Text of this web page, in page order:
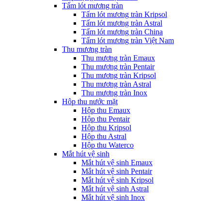
Tấm lót mương tràn
Tấm lót mương tràn Kripsol
Tấm lót mương tràn Astral
Tấm lót mương tràn China
Tấm lót mương tràn Việt Nam
Thu mương tràn
Thu mương tràn Emaux
Thu mương tràn Pentair
Thu mương tràn Kripsol
Thu mương tràn Astral
Thu mương tràn Inox
Hôp thu nước mặt
Hộp thu Emaux
Hộp thu Pentair
Hộp thu Kripsol
Hộp thu Astral
Hộp thu Waterco
Mắt hút vệ sinh
Mắt hút vệ sinh Emaux
Mắt hút vệ sinh Pentair
Mắt hút vệ sinh Kripsol
Mắt hút vệ sinh Astral
Mắt hút vệ sinh Inox